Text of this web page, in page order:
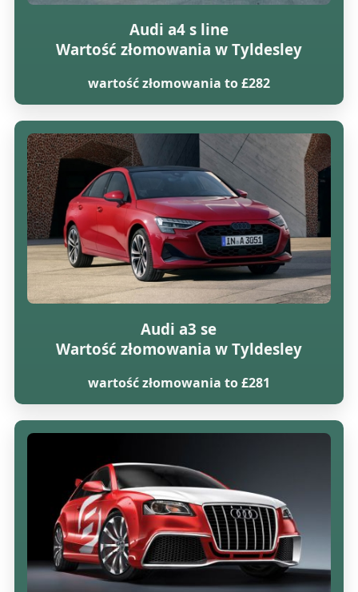
Audi a4 s line
Wartość złomowania w Tyldesley
wartość złomowania to £282
Audi a3 se
Wartość złomowania w Tyldesley
wartość złomowania to £281